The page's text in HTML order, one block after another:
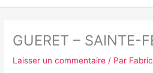
GUERET – SAINTE-
Laisser un commentaire / Par